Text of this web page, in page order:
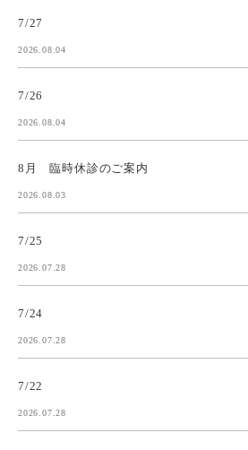
7/27
2026.08.04
7/26
2026.08.04
8月 臨時休診のご案内
2026.08.03
7/25
2026.07.28
7/24
2026.07.28
7/22
2026.07.28